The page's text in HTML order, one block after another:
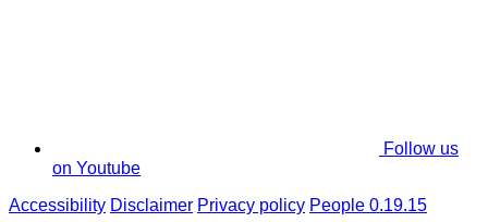
Follow us
on Youtube
Accessibility Disclaimer Privacy policy People 0.19.15